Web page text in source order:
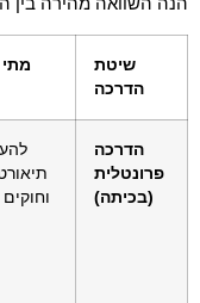
שיטת
הדרכה
מתי
הדרכה
פרונטלית
(בכיתה)